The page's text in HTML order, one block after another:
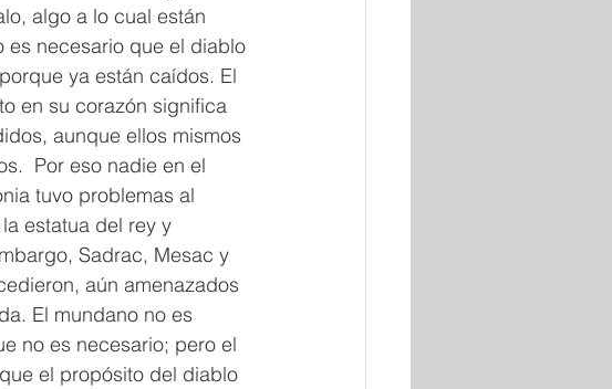
algo a lo cual están
es necesario que el diablo
ya están caídos. El
en su corazón significa
aunque ellos mismos
Por eso nadie en el
tuvo problemas al
estatua del rey y
Sadrac, Mesac y
aún amenazados
El mundano no es
no es necesario; pero el
el propósito del diablo